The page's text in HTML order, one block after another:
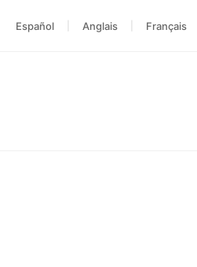
Français
Anglais
Español